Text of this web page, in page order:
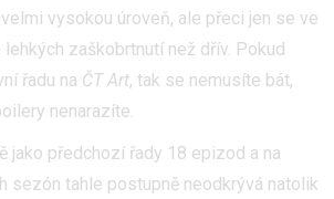
vysokou úroveň, ale přeci jen se ve
zaškobrtnutí než dřív. Pokud
řadu na ČT Art, tak se nemusíte bát,
nenarazíte.
jako předchozí řady 18 epizod a na
sezón tahle postupně neodkrývá natolik